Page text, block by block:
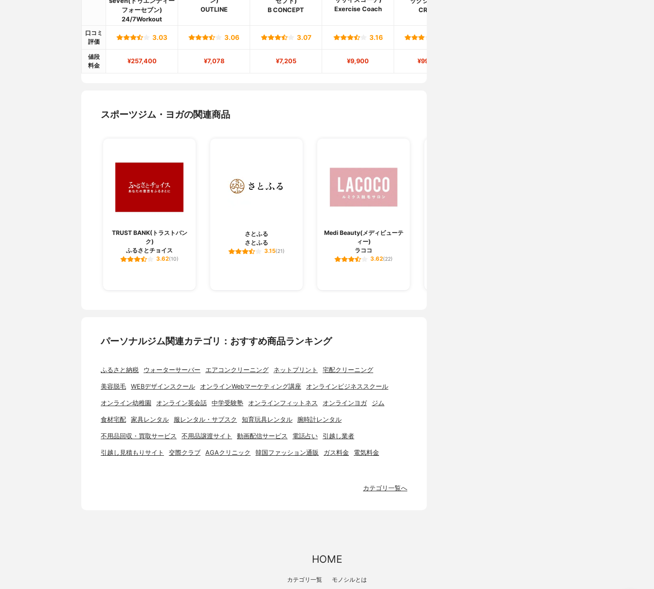
フォーセブン)
24/7Workout
OUTLINE
B CONCEPT
Exercise Coach
CREBIQ
口コミ
評価
3.03 3.06 3.07 3.16
値段
料金
¥257,400 ¥7,078 ¥7,205 ¥9,900 ¥99,880
スポーツジム・ヨガの関連商品
TRUST BANK(トラストバン
ク)
ふるさとチョイス
3.62(10)
さとふる
さとふる
3.15(21)
Medi Beauty(メディビューテ
ィー)
ラココ
3.62(22)
パーソナルジム関連カテゴリ：おすすめ商品ランキング
ふるさと納税 ウォーターサーバー エアコンクリーニング ネットプリント 宅配クリーニング
美容脱毛 WEBデザインスクール オンラインWebマーケティング講座 オンラインビジネススクール
オンライン幼稚園 オンライン英会話 中学受験塾 オンラインフィットネス オンラインヨガ ジム
食材宅配 家具レンタル 服レンタル・サブスク 知育玩具レンタル 腕時計レンタル
不用品回収・買取サービス 不用品譲渡サイト 動画配信サービス 電話占い 引越し業者
引越し見積もりサイト 交際クラブ AGAクリニック 韓国ファッション通販 ガス料金 電気料金
カテゴリ一覧へ
HOME
カテゴリ一覧 モノシルとは